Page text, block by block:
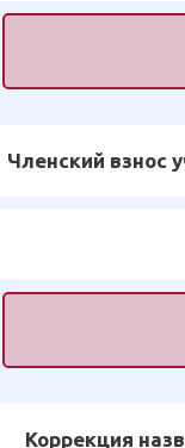
Членский взнос
Коррекция